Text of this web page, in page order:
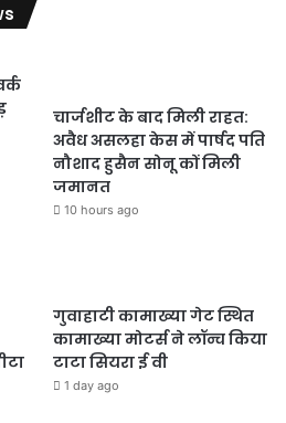
चार्जशीट के बाद मिली राहत:
अवैध असलहा केस में पार्षद पति
नौशाद हुसैन सोनू कों मिली
जमानत
10 hours ago
गुवाहाटी कामाख्या गेट स्थित
कामाख्या मोटर्स ने लॉन्च किया
टाटा सियरा ई वी
1 day ago